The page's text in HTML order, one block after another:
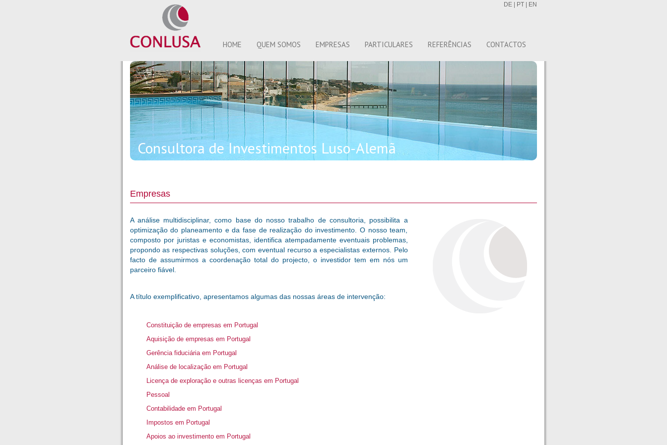
DE| PT| EN
HOME QUEM SOMOS EMPRESAS PARTICULARES REFERÊNCIAS CONTACTOS
Consultora de Investimentos Luso-Alemã
Empresas
A análise multidisciplinar, como base do nosso trabalho de consultoria, possibilita a
optimização do planeamento e da fase de realização do investimento. O nosso team,
composto por juristas e economistas, identifica atempadamente eventuais problemas,
propondo as respectivas soluções, com eventual recurso a especialistas externos. Pelo
facto de assumirmos a coordenação total do projecto, o investidor tem em nós um
parceiro fiável.
A título exemplificativo, apresentamos algumas das nossas áreas de intervenção:
Constituição de empresas em Portugal
Aquisição de empresas em Portugal
Gerência fiduciária em Portugal
Análise de localização em Portugal
Licença de exploração e outras licenças em Portugal
Pessoal
Contabilidade em Portugal
Impostos em Portugal
Apoios ao investimento em Portugal